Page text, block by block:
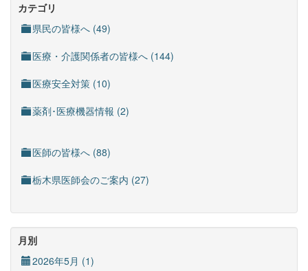
カテゴリ
県民の皆様へ (49)
医療・介護関係者の皆様へ (144)
医療安全対策 (10)
薬剤･医療機器情報 (2)
医師の皆様へ (88)
栃木県医師会のご案内 (27)
月別
2026年5月 (1)